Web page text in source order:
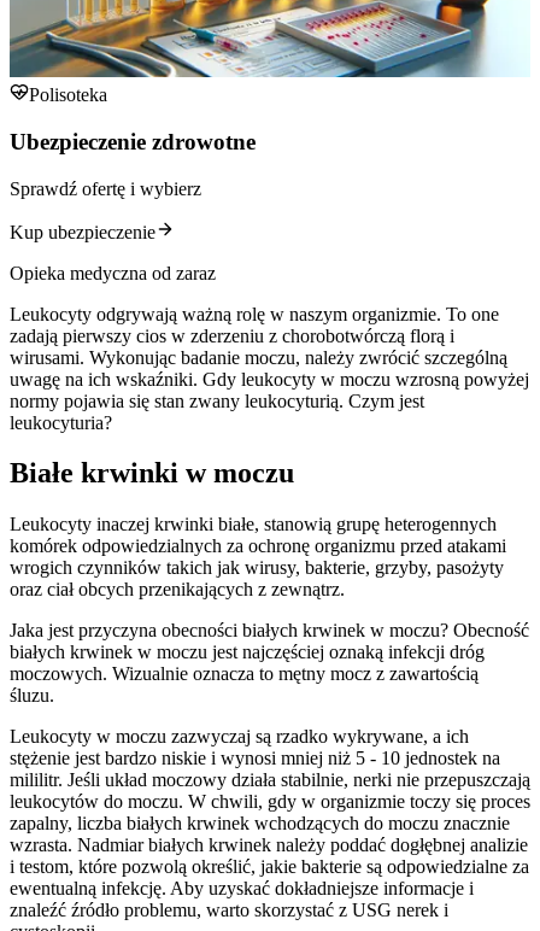
Polisoteka
Ubezpieczenie zdrowotne
Sprawdź ofertę i wybierz
Kup ubezpieczenie
Opieka medyczna od zaraz
Leukocyty odgrywają ważną rolę w naszym organizmie. To one
zadają pierwszy cios w zderzeniu z chorobotwórczą florą i
wirusami. Wykonując badanie moczu, należy zwrócić szczególną
uwagę na ich wskaźniki. Gdy leukocyty w moczu wzrosną powyżej
normy pojawia się stan zwany leukocyturią. Czym jest
leukocyturia?
Białe krwinki w moczu
Leukocyty inaczej krwinki białe, stanowią grupę heterogennych
komórek odpowiedzialnych za ochronę organizmu przed atakami
wrogich czynników takich jak wirusy, bakterie, grzyby, pasożyty
oraz ciał obcych przenikających z zewnątrz.
Jaka jest przyczyna obecności białych krwinek w moczu? Obecność
białych krwinek w moczu jest najczęściej oznaką infekcji dróg
moczowych. Wizualnie oznacza to mętny mocz z zawartością
śluzu.
Leukocyty w moczu zazwyczaj są rzadko wykrywane, a ich
stężenie jest bardzo niskie i wynosi mniej niż 5 - 10 jednostek na
mililitr. Jeśli układ moczowy działa stabilnie, nerki nie przepuszczają
leukocytów do moczu. W chwili, gdy w organizmie toczy się proces
zapalny, liczba białych krwinek wchodzących do moczu znacznie
wzrasta. Nadmiar białych krwinek należy poddać dogłębnej analizie
i testom, które pozwolą określić, jakie bakterie są odpowiedzialne za
ewentualną infekcję. Aby uzyskać dokładniejsze informacje i
znaleźć źródło problemu, warto skorzystać z USG nerek i